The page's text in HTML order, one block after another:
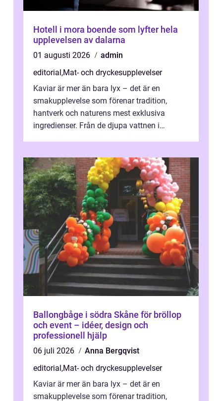
Hotell i mora boende som lyfter hela
upplevelsen av dalarna
01 augusti 2026
admin
editorial,Mat- och dryckesupplevelser
Kaviar är mer än bara lyx – det är en
smakupplevelse som förenar tradition,
hantverk och naturens mest exklusiva
ingredienser. Från de djupa vattnen i
Ballongbåge i södra Skåne för bröllop
och event – idéer, design och
professionell hjälp
06 juli 2026
Anna Bergqvist
editorial,Mat- och dryckesupplevelser
Kaviar är mer än bara lyx – det är en
smakupplevelse som förenar tradition,